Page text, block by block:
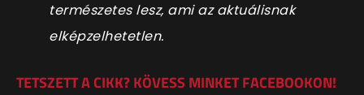
természetes lesz, ami az aktuálisnak
elképzelhetetlen.
TETSZETT A CIKK? KÖVESS MINKET FACEBOOKON!